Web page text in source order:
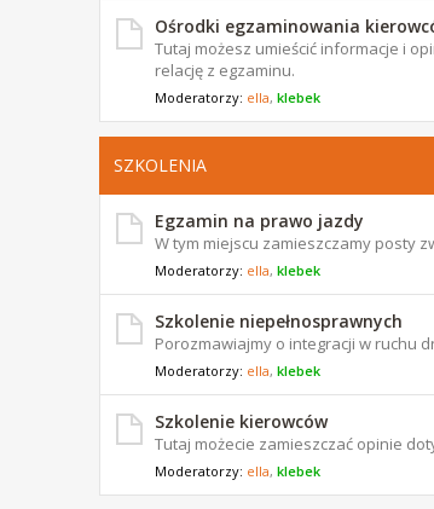
Ośrodki egzaminowania
Tutaj możesz umieścić informacje i
relację z egzaminu.
Moderatorzy: ella, klebek
SZKOLENIA
Egzamin na prawo jazdy
W tym miejscu zamieszczamy posty
Moderatorzy: ella, klebek
Szkolenie niepełnosprawnych
Porozmawiajmy o integracji w ruchu
Moderatorzy: ella, klebek
Szkolenie kierowców
Tutaj możecie zamieszczać opinie
Moderatorzy: ella, klebek